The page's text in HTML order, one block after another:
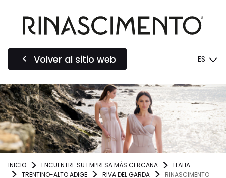
Volver al sitio web ES
INICIO ENCUENTRE SU EMPRESA MÁS CERCANA
ITALIA
TRENTINO-ALTO ADIGE
RIVA DEL GARDA RINASCIMENTO